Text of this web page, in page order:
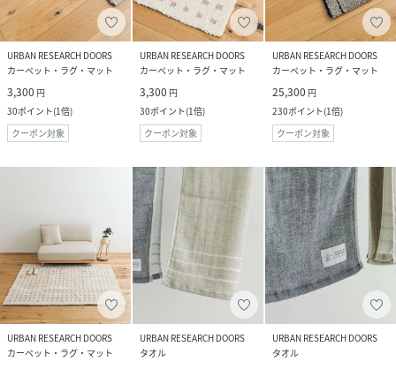
URBAN RESEARCH DOORS
カーペット・ラグ・マット
3,300 円
30ポイント(1倍)
クーポン対象
URBAN RESEARCH DOORS
カーペット・ラグ・マット
3,300 円
30ポイント(1倍)
クーポン対象
URBAN RESEARCH DOORS
カーペット・ラグ・マット
25,300 円
230ポイント(1倍)
クーポン対象
URBAN RESEARCH DOORS
カーペット・ラグ・マット
URBAN RESEARCH DOORS
タオル
URBAN RESEARCH DOORS
タオル